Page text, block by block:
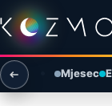
Preskoči na sadržaj
Otvori izbornik
Otvori pretragu
Mjesec